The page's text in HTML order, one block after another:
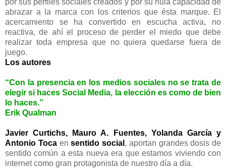
abrazar a la marca con los criterios que ésta marque. El
acercamiento se ha convertido en escucha activa, no
reactiva, de ahí el proceso de perder el miedo que debe
realizar toda empresa que no quiera quedarse fuera de
juego.
Los autores
“Con la presencia en los medios sociales no se trata de
elegir si haces Social Media, la elección es como de bien
lo haces.”
Erik Qualman
Javier Curtichs, Mauro A. Fuentes, Yolanda García y
Antonio Tocaensentido social , aportan grandes dosis de
sentido común a esta nueva era que estamos viviendo con
internet como gran protagonista de nuestro día a día.